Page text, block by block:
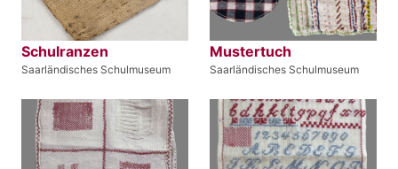
Schulranzen
Saarländisches Schulmuseum
Mustertuch
Saarländisches Schulmuseum